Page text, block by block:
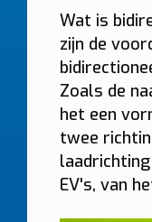
Wat is
zijn de
Zoals de
het een
twee
EV's, van
Foto’s
Graag foto’s van
laadpaal komt en
kies
(max 6 × 8 MB, jpg/